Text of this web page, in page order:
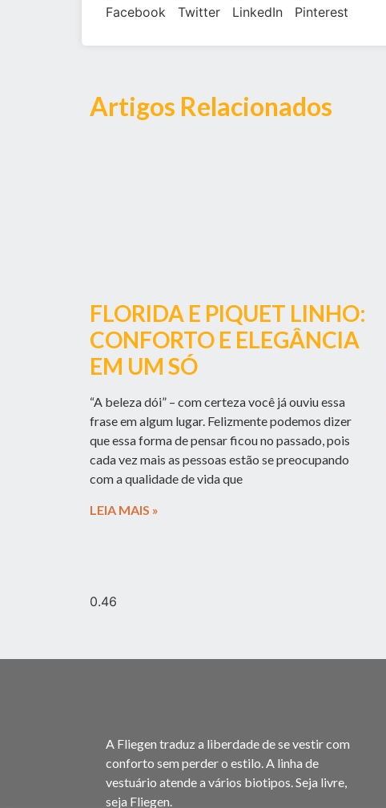
Facebook Twitter LinkedIn Pinterest
Artigos Relacionados
FLORIDA E PIQUET LINHO:
CONFORTO E ELEGÂNCIA
EM UM SÓ
“A beleza dói” – com certeza você já ouviu essa
frase em algum lugar. Felizmente podemos dizer
que essa forma de pensar ficou no passado, pois
cada vez mais as pessoas estão se preocupando
com a qualidade de vida que
LEIA MAIS »
A Fliegen traduz a liberdade de se vestir com
conforto sem perder o estilo. A linha de
vestuário atende a vários biotipos. Seja livre,
seja Fliegen.